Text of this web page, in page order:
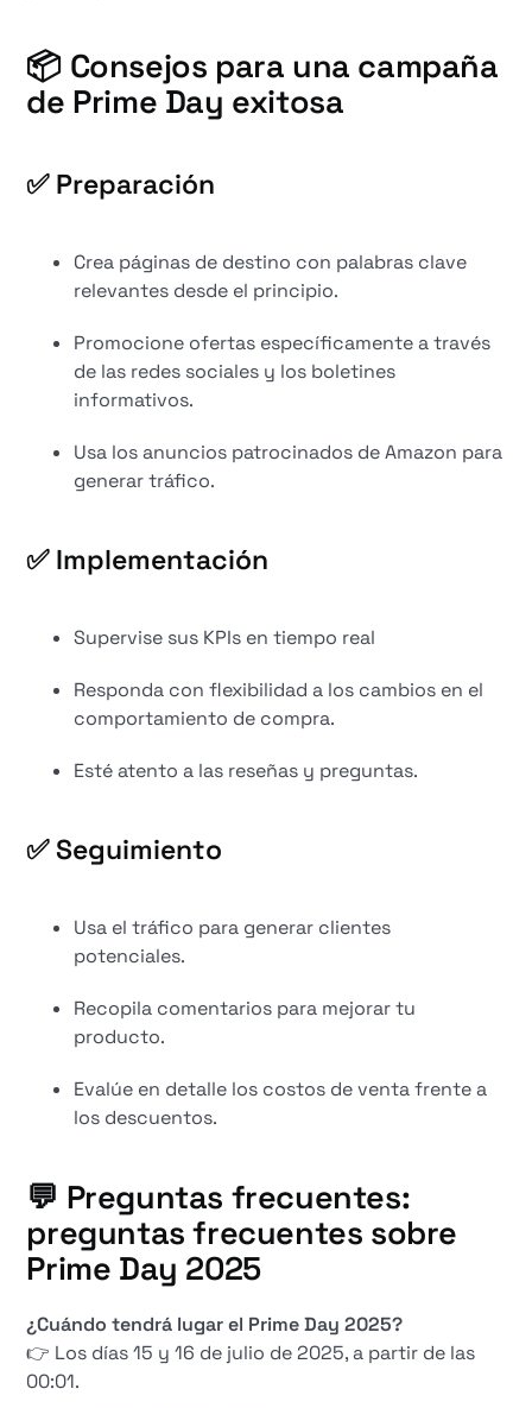
📦 Consejos para una campaña
de Prime Day exitosa
✅ Preparación
Crea páginas de destino con palabras clave
relevantes desde el principio.
Promocione ofertas específicamente a través
de las redes sociales y los boletines
informativos.
Usa los anuncios patrocinados de Amazon para
generar tráfico.
✅ Implementación
Supervise sus KPIs en tiempo real
Responda con flexibilidad a los cambios en el
comportamiento de compra.
Esté atento a las reseñas y preguntas.
✅ Seguimiento
Usa el tráfico para generar clientes
potenciales.
Recopila comentarios para mejorar tu
producto.
Evalúe en detalle los costos de venta frente a
los descuentos.
💬 Preguntas frecuentes:
preguntas frecuentes sobre
Prime Day 2025
¿Cuándo tendrá lugar el Prime Day 2025?
👉 Los días 15 y 16 de julio de 2025, a partir de las
00:01.